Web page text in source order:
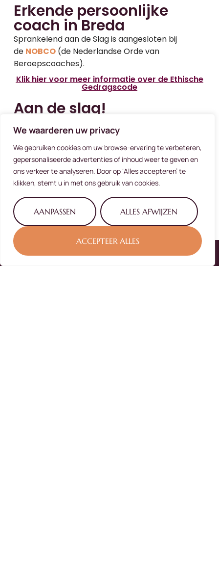
We waarderen uw privacy
We gebruiken cookies om uw browse-ervaring te verbeteren,
gepersonaliseerde advertenties of inhoud weer te geven en
ons verkeer te analyseren. Door op ‘Alles accepteren’ te
klikken, stemt u in met ons gebruik van cookies.
AANPASSEN ALLES AFWIJZEN
ACCEPTEER ALLES
Erkende persoonlijke
coach in Breda
Sprankelend aan de Slag is aangesloten bij
de NOBCO(de Nederlandse Orde van
Beroepscoaches).
Klik hier voor meer informatie over de Ethische
Gedragscode
Aan de slag!
vertrouwen op je intuïtie? Wil je jouw pad (meer)
kleur geven en lol houden in je werk, thuis en met
vrienden? Maak dan een vrijblijvende
kennismaking voor persoonlijke coaching in Breda
bij Sprankelend aan de Slag.
Vrijblijvende kennismaking